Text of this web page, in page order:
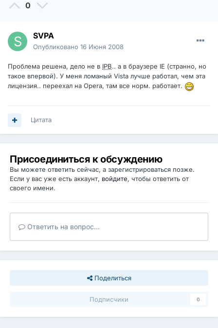
0
SVPA
Опубликовано 16 Июня 2008
Проблема решена, дело не в IPB.. а в браузере IE (странно, но
такое впервой). У меня ломаный Vista лучше работал, чем эта
лицензия.. переехал на Opera, там все норм. работает.
Цитата
Присоединиться к обсуждению
Вы можете ответить сейчас, а зарегистрироваться позже.
Если у вас уже есть аккаунт, войдите, чтобы ответить от
своего имени.
Ответить на вопрос...
Поделиться
Подписчики 0